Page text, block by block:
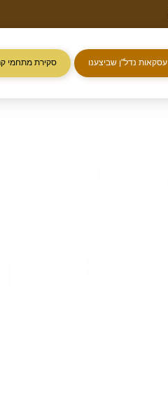
עסקאות נדל"ן שביצענו סקירת מתחמי